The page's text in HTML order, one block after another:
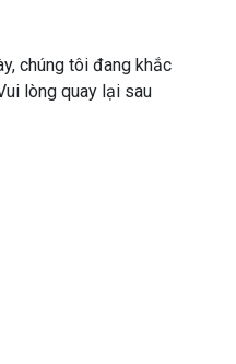
chúng tôi đang khắc
lòng quay lại sau